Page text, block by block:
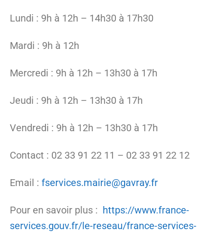
Lundi : 9h à 12h – 14h30 à 17h30
Mardi : 9h à 12h
Mercredi : 9h à 12h – 13h30 à 17h
Jeudi : 9h à 12h – 13h30 à 17h
Vendredi : 9h à 12h – 13h30 à 17h
Contact : 02 33 91 22 11 – 02 33 91 22 12
Email : fservices.mairie@gavray.fr
Pour en savoir plus : https://www.france-
services.gouv.fr/le-reseau/france-services-